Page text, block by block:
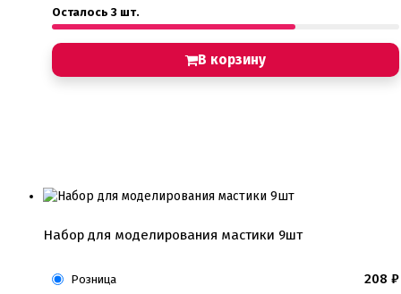
Осталось 3 шт.
В корзину
Набор для моделирования мастики 9шт
Розница 208 ₽